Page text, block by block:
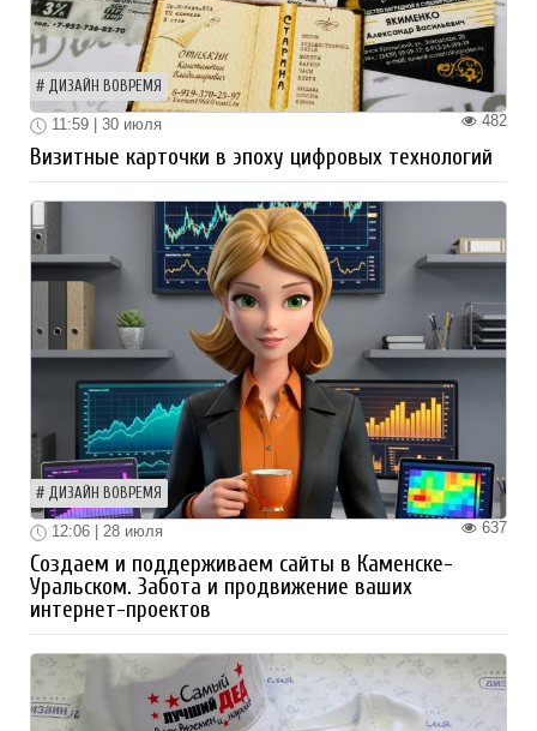
ДИЗАЙН ВОВРЕМЯ
482
11:59 | 30 июля
Визитные карточки в эпоху цифровых технологий
ДИЗАЙН ВОВРЕМЯ
637
12:06 | 28 июля
Создаем и поддерживаем сайты в Каменске-
Уральском. Забота и продвижение ваших
интернет-проектов